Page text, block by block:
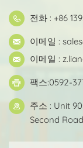
을 여러분의 핸
체 브랜드 또는
핵심 컬렉션이
기 전에, 사업적
한 인기를 누리
축하는 브랜드
니다.SKU 위험
이 꾸준히 판매
가치소비자들
전화 : +86
이메일 :
이메일 :
팩스:0592-
주소 : Unit
Second